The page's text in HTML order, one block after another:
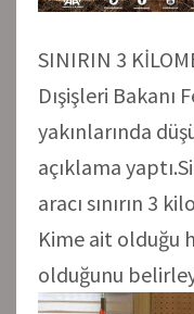
SINIRIN 3
Dışişleri Bakanı
yakınlarında
açıklama
aracı sınırın 3
Kime ait olduğu
olduğunu